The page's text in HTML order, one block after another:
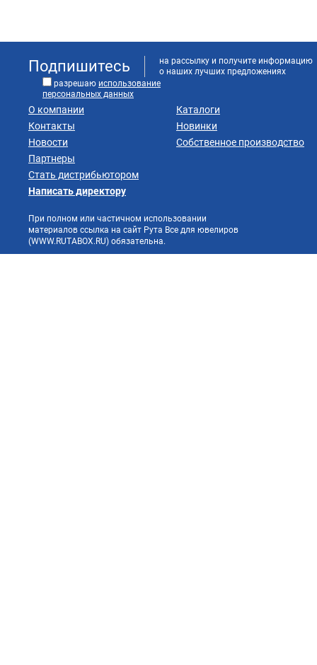
Подпишитесь
на рассылку и получите информацию
о наших лучших предложениях
разрешаю использование
персональных данных
О компании
Контакты
Новости
Партнеры
Стать дистрибьютором
Каталоги
Новинки
Собственное производство
Написать директору
При полном или частичном использовании
материалов ссылка на сайт Рута Все для ювелиров
(WWW.RUTABOX.RU) обязательна.